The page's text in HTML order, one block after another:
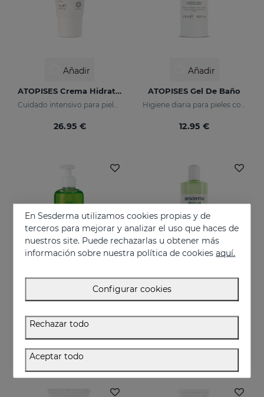
Añadir
ATOPISES Crema Hidratante Cuidado Intensivo
Cuidado intensivo para pieles con tendencia atópica
26.95 €
Añadir
ATOPISES Gel De Baño
Higiene diaria para pieles con tendencia atópica
12.95 €
HIDRALOE Aloe Gel
16.95 €
HIDRALOE Gel De Baño
10.95 €
En Sesderma utilizamos cookies propias y de
terceros para mejorar y analizar el uso que haces de
nuestros site. Puede rechazarlas u obtener más
información sobre nuestra política de cookiesaquí.
Configurar cookies
Rechazar todo
Aceptar todo